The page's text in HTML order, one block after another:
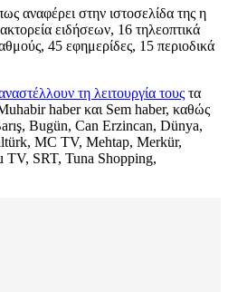
αναφέρει στην ιστοσελίδα της η
ειδήσεων, 16 τηλεοπτικά
45 εφημερίδες, 15 περιοδικά
τη λειτουργία τους τα
haber και Sem haber, καθώς
Bugün, Can Erzincan, Dünya,
MC TV, Mehtap, Merkür,
TV, SRT, Tuna Shopping,